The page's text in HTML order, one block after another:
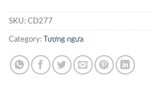
SKU: CD277
Category: Tượng ngựa